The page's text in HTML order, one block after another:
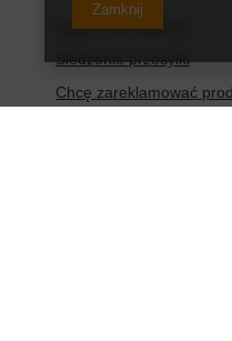
Status zamówienia
Śledzenie przesyłki
Chcę zareklamować
Zamknij